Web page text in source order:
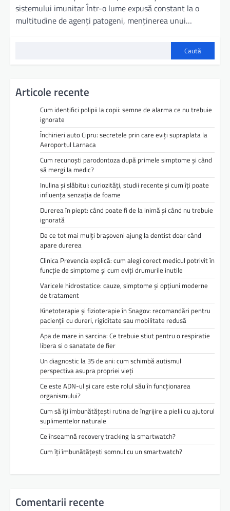
sistemului imunitar Într-o lume expusă constant la o
multitudine de agenți patogeni, menținerea unui…
Caută
Articole recente
Cum identifici polipii la copii: semne de alarma ce nu trebuie
ignorate
Închirieri auto Cipru: secretele prin care eviți supraplata la
Aeroportul Larnaca
Cum recunoști parodontoza după primele simptome și când
să mergi la medic?
Inulina și slăbitul: curiozități, studii recente și cum îți poate
influența senzația de foame
Durerea în piept: când poate fi de la inimă și când nu trebuie
ignorată
De ce tot mai mulți brașoveni ajung la dentist doar când
apare durerea
Clinica Prevencia explică: cum alegi corect medicul potrivit în
funcție de simptome și cum eviți drumurile inutile
Varicele hidrostatice: cauze, simptome și opțiuni moderne
de tratament
Kinetoterapie și fizioterapie în Snagov: recomandări pentru
pacienții cu dureri, rigiditate sau mobilitate redusă
Apa de mare in sarcina: Ce trebuie stiut pentru o respiratie
libera si o sanatate de fier
Un diagnostic la 35 de ani: cum schimbă autismul
perspectiva asupra propriei vieți
Ce este ADN-ul și care este rolul său în funcționarea
organismului?
Cum să îți îmbunătățești rutina de îngrijire a pielii cu ajutorul
suplimentelor naturale
Ce înseamnă recovery tracking la smartwatch?
Cum îți îmbunătățești somnul cu un smartwatch?
Comentarii recente